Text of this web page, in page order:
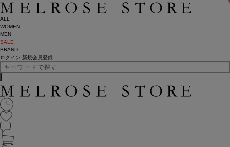
ALL
WOMEN
MEN
SALE
BRAND
ログイン 新規会員登録